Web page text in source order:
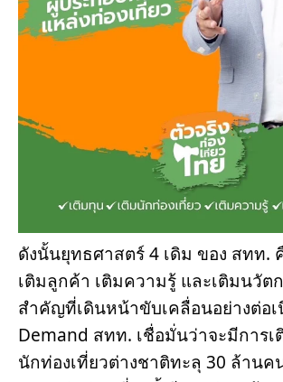
ดังนั้นยุทธศาสตร์ 4 เดิม ของ สทท.
เติมลูกค้า เติมความรู้ และเติมนวัต
สำคัญที่เดินหน้าขับเคลื่อนอย่างต่อเ
Demand สทท. เชื่อมั่นว่าจะมีการ
นักท่องเที่ยวต่างชาติทะลุ 30 ล้านค